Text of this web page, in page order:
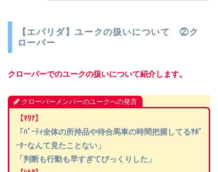
【エパリダ】ユークの扱いについて ②ク
ローバー
クローバーでのユークの扱いについて紹介します。
クローバーメンバーのユークへの発言
【ﾏﾘﾅ】
「ﾊﾟｰﾃｨ全体の所持品や待合馬車の時間把握してるｻﾎﾟ
ｰﾀｰなんて見たことない」
「判断も行動も早すぎてびっくりした」